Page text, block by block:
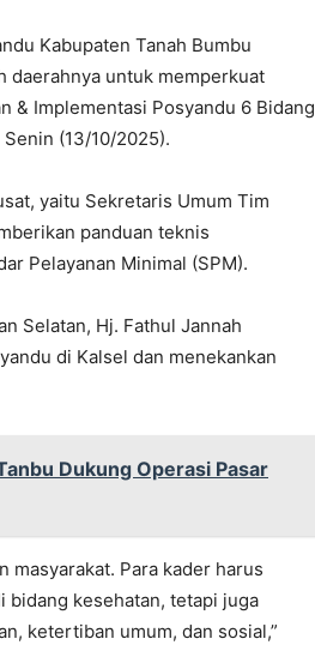
Kabupaten Tanah Bumbu
daerahnya untuk memperkuat
& Implementasi Posyandu 6 Bidang
(13/10/2025).
yaitu Sekretaris Umum Tim
panduan teknis
Pelayanan Minimal (SPM).
Selatan, Hj. Fathul Jannah
di Kalsel dan menekankan
Dukung Operasi Pasar
masyarakat. Para kader harus
bidang kesehatan, tetapi juga
ketertiban umum, dan sosial,”